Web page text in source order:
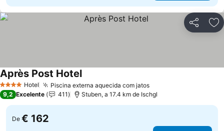
Partilhar
4 EstrelasHotel Piscina externa aquecida com jatos
Après Post Hotel
9,2 Excelente 411 Stuben, a 17.4 km de Ischgl
De € 162